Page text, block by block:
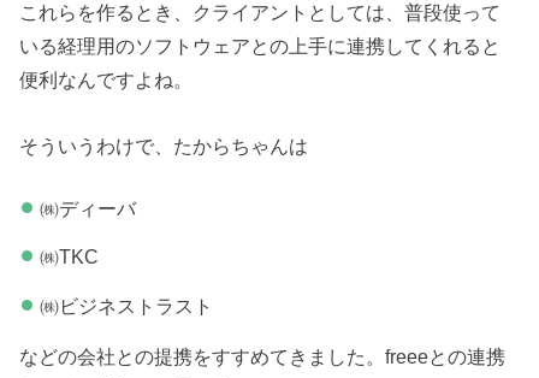
これらを作るとき、クライアントとしては、普段使って
いる経理用のソフトウェアとの上手に連携してくれると
便利なんですよね。
そういうわけで、たからちゃんは
㈱ディーバ
㈱TKC
㈱ビジネストラスト
などの会社との提携をすすめてきました。freeeとの連携